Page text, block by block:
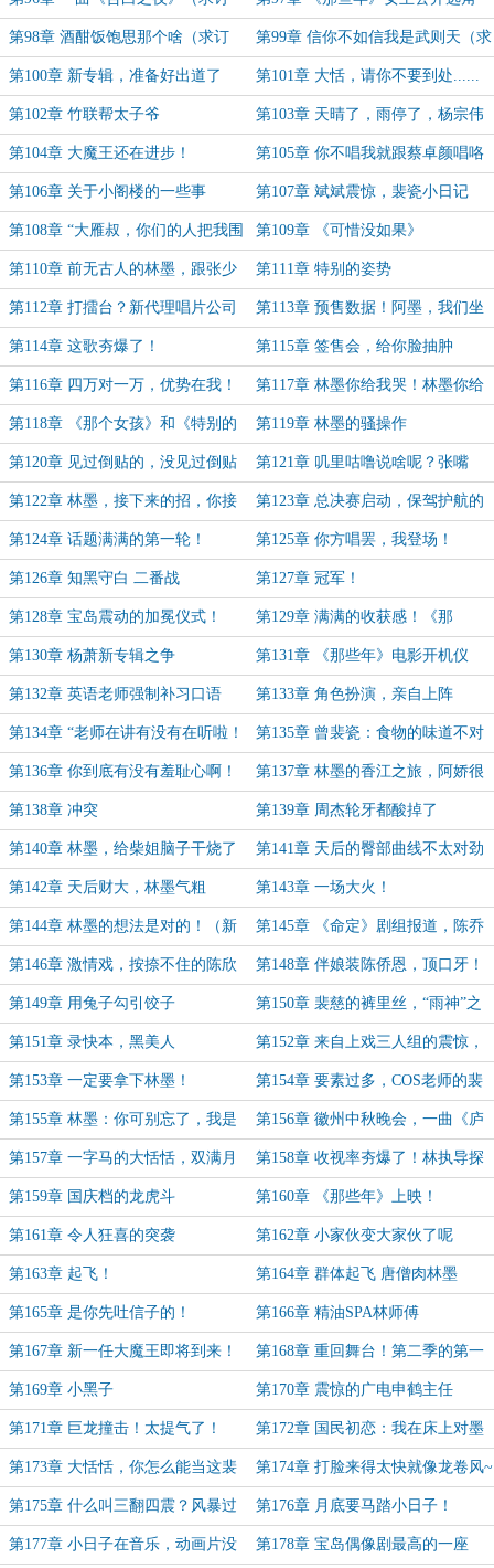
阅，求月票！） （求订阅，求月票！）
第98章 酒酣饭饱思那个啥（求订
阅，求月票）
第99章 信你不如信我是武则天（求
订阅，求月票）
第100章 新专辑，准备好出道了
吗！
第101章 大恬，请你不要到处......
第102章 竹联帮太子爷 第103章 天晴了，雨停了，杨宗伟
觉得自己又行了
第104章 大魔王还在进步！ 第105章 你不唱我就跟蔡卓颜唱咯
第106章 关于小阁楼的一些事 第107章 斌斌震惊，裴瓷小日记
第108章 “大雁叔，你们的人把我围
住了”
第109章 《可惜没如果》
第110章 前无古人的林墨，跟张少
含拍MV
第111章 特别的姿势
第112章 打擂台？新代理唱片公司 第113章 预售数据！阿墨，我们坐
到天亮
第114章 这歌夯爆了！ 第115章 签售会，给你脸抽肿
第116章 四万对一万，优势在我！ 第117章 林墨你给我哭！林墨你给
我哭！
第118章 《那个女孩》和《特别的
人》
第119章 林墨的骚操作
第120章 见过倒贴的，没见过倒贴
到这种程度的
第121章 叽里咕噜说啥呢？张嘴
第122章 林墨，接下来的招，你接
的住吗？
第123章 总决赛启动，保驾护航的
柴姐
第124章 话题满满的第一轮！ 第125章 你方唱罢，我登场！
第126章 知黑守白 二番战 第127章 冠军！
第128章 宝岛震动的加冕仪式！ 第129章 满满的收获感！《那
兔》！
第130章 杨萧新专辑之争 第131章 《那些年》电影开机仪
式，CP磕麻了
第132章 英语老师强制补习口语 第133章 角色扮演，亲自上阵
第134章 “老师在讲有没有在听啦！
打电话打电话！”
第135章 曾裴瓷：食物的味道不对
劲
第136章 你到底有没有羞耻心啊！ 第137章 林墨的香江之旅，阿娇很
傻很天真
第138章 冲突 第139章 周杰轮牙都酸掉了
第140章 林墨，给柴姐脑子干烧了 第141章 天后的臀部曲线不太对劲
第142章 天后财大，林墨气粗 第143章 一场大火！
第144章 林墨的想法是对的！（新
年快乐！）
第145章 《命定》剧组报道，陈乔
恩
第146章 激情戏，按捺不住的陈欣
怡
第148章 伴娘装陈侨恩，顶口牙！
第149章 用兔子勾引饺子 第150章 裴慈的裤里丝，“雨神”之
名！
第151章 录快本，黑美人 第152章 来自上戏三人组的震惊，
面试官林墨
第153章 一定要拿下林墨！ 第154章 要素过多，COS老师的裴
慈
第155章 林墨：你可别忘了，我是
歌手
第156章 徽州中秋晚会，一曲《庐
州月》
第157章 一字马的大恬恬，双满月
更圆！
第158章 收视率夯爆了！林执导探
班！
第159章 国庆档的龙虎斗 第160章 《那些年》上映！
第161章 令人狂喜的突袭 第162章 小家伙变大家伙了呢
第163章 起飞！ 第164章 群体起飞 唐僧肉林墨
第165章 是你先吐信子的！ 第166章 精油SPA林师傅
第167章 新一任大魔王即将到来！ 第168章 重回舞台！第二季的第一
个满分现场诞生！
第169章 小黑子 第170章 震惊的广电申鹤主任
第171章 巨龙撞击！太提气了！ 第172章 国民初恋：我在床上对墨
哥承诺过
第173章 大恬恬，你怎么能当这裴
慈的面......
第174章 打脸来得太快就像龙卷风~
第175章 什么叫三翻四震？风暴过
境，寸草不生！
第176章 月底要马踏小日子！
第177章 小日子在音乐，动画片没 第178章 宝岛偶像剧最高的一座